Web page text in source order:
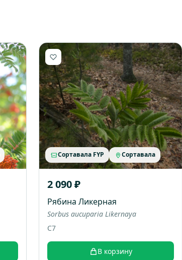
Сортавала FYP Сортавала
2 090 ₽
Рябина Ликерная
Sorbus aucuparia Likernaya
C7
В корзину